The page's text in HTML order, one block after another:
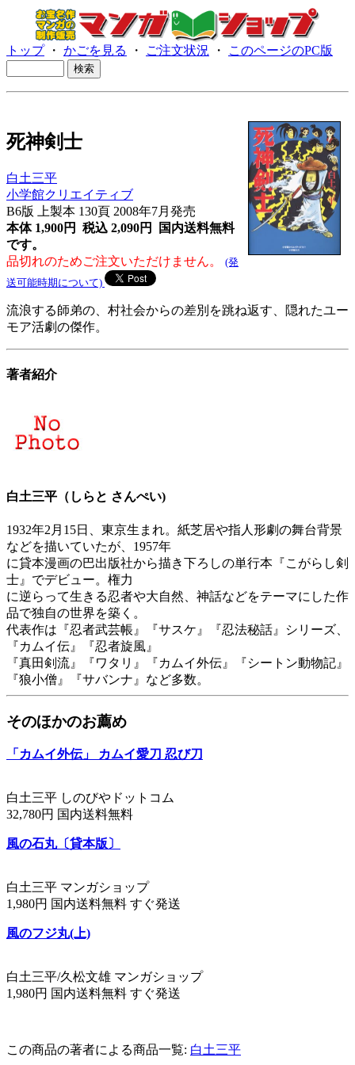
トップ・ かごを見る ・ ご注文状況 ・ このページのPC版
死神剣士
白土三平
小学館クリエイティブ
B6版 上製本 130頁 2008年7月発売
本体 1,900円 税込 2,090円
国内送料無料
です。
品切れのためご注文いただけません。
(発
送可能時期について)
流浪する師弟の、村社会からの差別を跳ね返す、隠れたユー
モア活劇の傑作。
著者紹介
白土三平（しらと さんぺい)
1932年2月15日、東京生まれ。紙芝居や指人形劇の舞台背景
などを描いていたが、1957年
に貸本漫画の巴出版社から描き下ろしの単行本『こがらし剣
士』でデビュー。権力
に逆らって生きる忍者や大自然、神話などをテーマにした作
品で独自の世界を築く。
代表作は『忍者武芸帳』『サスケ』『忍法秘話』シリーズ、
『カムイ伝』『忍者旋風』
『真田剣流』『ワタリ』『カムイ外伝』『シートン動物記』
『狼小僧』『サバンナ』など多数。
そのほかのお薦め
「カムイ外伝」 カムイ愛刀 忍び刀
白土三平 しのびやドットコム
32,780円 国内送料無料
風の石丸〔貸本版〕
白土三平 マンガショップ
1,980円 国内送料無料 すぐ発送
風のフジ丸(上)
白土三平/久松文雄 マンガショップ
1,980円 国内送料無料 すぐ発送
この商品の著者による商品一覧: 白土三平